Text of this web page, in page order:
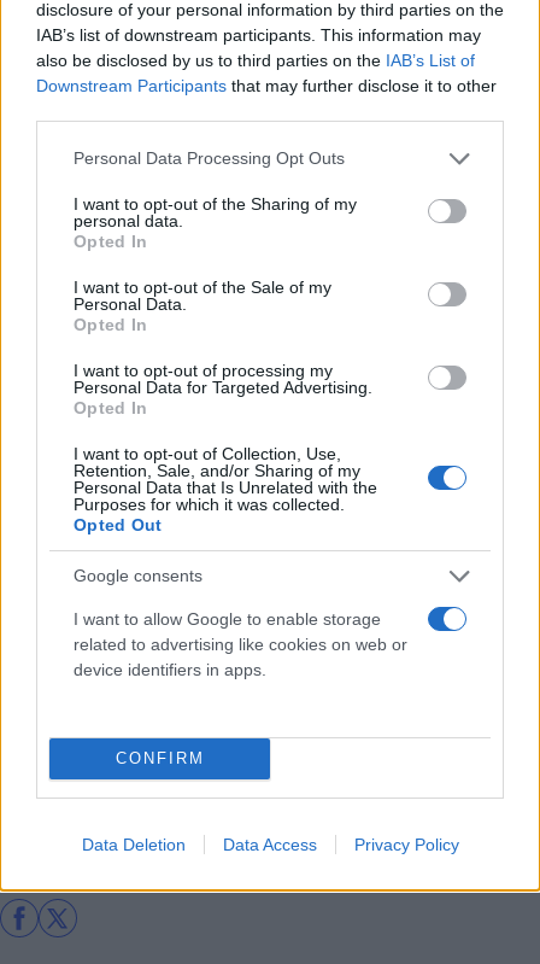
disclosure of your personal information by third parties on the
IAB’s list of downstream participants. This information may
also be disclosed by us to third parties on the IAB’s List of
Downstream Participants that may further disclose it to other
Please note that this website/app uses one or more Google
not limited to your visit or usage behaviour. You may click to
grant or deny consent to Google and its third-party tags to
use your data for below specified purposes in below Google
consent section.
Personal Data Processing Opt Outs
I want to opt-out of the Sharing of my
personal data.
Opted In
I want to opt-out of the Sale of my
Personal Data.
Opted In
I want to opt-out of processing my
Personal Data for Targeted Advertising.
Opted In
I want to opt-out of Collection, Use,
Retention, Sale, and/or Sharing of my
Personal Data that Is Unrelated with the
Purposes for which it was collected.
Opted Out
Google consents
I want to allow Google to enable storage
related to advertising like cookies on web or
device identifiers in apps.
CONFIRM
Data Deletion Data Access Privacy Policy
απέχοντας από την περιοδεία της Γιουνάιτεντ σε
Ταϊλάνδη και Αυστραλία κάνοντας προπονήσεις
μόνος του στην πατρίδα του. Την περασμένη
περίοδο ο CR7 είχε 24 γκολ σε 38 εμφανίσεις με
Κάνε κλικ και δες περισσότερο
Flash.grστην αναζήτηση τηςGoogle
Διάβασε περισσότερα
Κριστιάνο Ρονάλντο